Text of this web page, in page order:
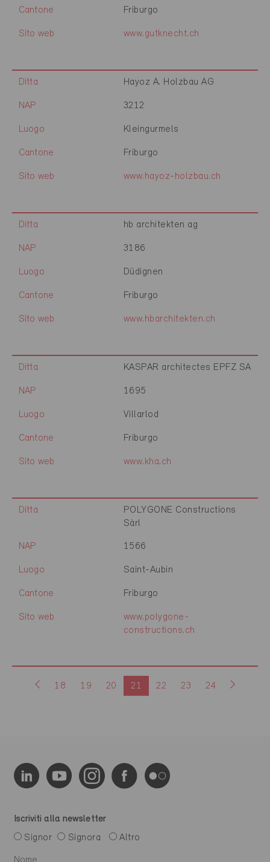
Cantone Friburgo
Sito web www.gutknecht.ch
Ditta Hayoz A. Holzbau AG
NAP 3212
Luogo Kleingurmels
Cantone Friburgo
Sito web www.hayoz-holzbau.ch
Ditta hb architekten ag
NAP 3186
Luogo Düdignen
Cantone Friburgo
Sito web www.hbarchitekten.ch
Ditta KASPAR architectes EPFZ SA
NAP 1695
Luogo Villarlod
Cantone Friburgo
Sito web www.kha.ch
Ditta
POLYGONE Constructions
Sàrl
NAP 1566
Luogo Saint-Aubin
Cantone Friburgo
Sito web
www.polygone-
constructions.ch
18 19 20 21 22 23 24
Iscriviti alla newsletter
Signor
Signora Altro